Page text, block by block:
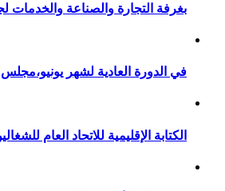
بغرفة التجارة والصناعة
في الدورة العادية لشهر
الكتابة الإقليمية للاتحاد العام